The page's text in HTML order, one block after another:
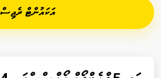
އަކައުންޓް